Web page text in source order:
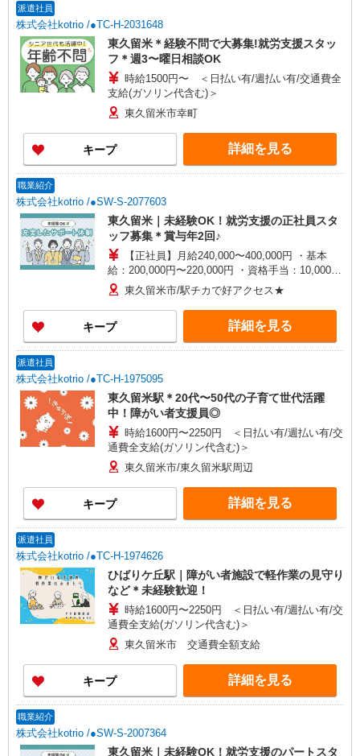
派遣社員
株式会社kotrio /●TC-H-2031648
東久留米＊経験不問で大募集!就労支援スタッ
フ＊週3〜曜日相談OK
時給1500円〜 ＜日払い有/週払い有/交通費全
支給(ガソリン代含む)＞
東久留米市幸町
キープ 詳細を見る
職業紹介
株式会社kotrio /●SW-S-2077603
東久留米｜未経験OK！就労支援の正社員スタ
ッフ募集＊賞与年2回♪
【正社員】月給240,000〜400,000円 ・基本
給：200,000円〜220,000円 ・資格手当：10,000〜
30,000円 ・役職手当：10,000〜70,000円 ・処遇改
善手当：20,000〜60,000円（勤続年数、保有資格
により変動） ・固定残業手当：20,000円（10時
間） ※固定残業時間を超過する場合には超過勤務
手当として別途支給 下記資格をお持ちの方歓迎 ・
・介護福祉士 など
東久留米市/駅チカで好アクセス★
キープ 詳細を見る
派遣社員
株式会社kotrio /●TC-H-1975095
東久留米駅＊20代〜50代の子育て世代活躍
中！障がい者支援員◎
時給1600円〜2250円 ＜日払い有/週払い有/交
通費全支給(ガソリン代含む)＞
東久留米市/東久留米駅周辺
キープ 詳細を見る
派遣社員
株式会社kotrio /●TC-H-1974626
ひばりケ丘駅｜障がい者施設で軽作業の見守り
など＊未経験歓迎！
時給1600円〜2250円 ＜日払い有/週払い有/交
通費全支給(ガソリン代含む)＞
東久留米市 交通費全額支給
キープ 詳細を見る
職業紹介
株式会社kotrio /●SW-S-2007364
東久留米｜未経験OK！就労支援のパートスタ